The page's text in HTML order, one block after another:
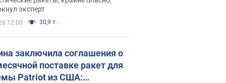
эксперт
12:00 30,9 т.
заключила соглашения о
поставке ракет для
Patriot из США: